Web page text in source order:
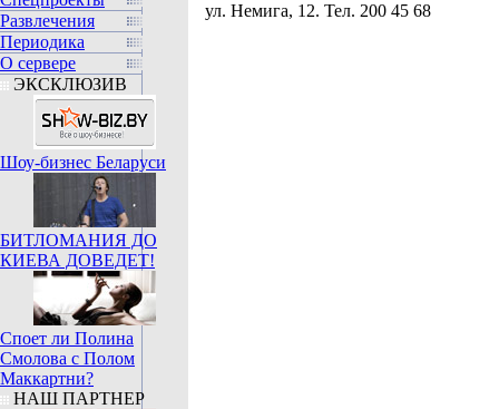
Развлечения
Периодика
О сервере
ЭКСКЛЮЗИВ
Шоу-бизнес Беларуси
БИТЛОМАНИЯ ДО
КИЕВА ДОВЕДЕТ!
Споет ли Полина
Смолова с Полом
Маккартни?
НАШ ПАРТНЕР
ул. Немига, 12. Тел. 200 45 68